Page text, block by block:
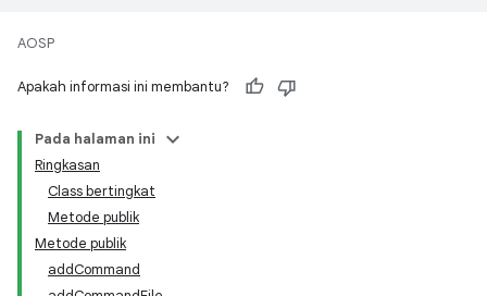
AOSP
Apakah informasi ini membantu?
Pada halaman ini
Ringkasan
Class bertingkat
Metode publik
Metode publik
addCommand